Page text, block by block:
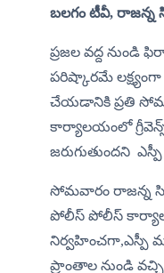
బలగం టీవీ, రాజన్న
ప్రజల వద్ద నుండి
పరిష్కారమే
చేయడానికి ప్రతి
కార్యాలయంలో
జరుగుతుందని
సోమవారం రాజన్న
పోలీస్ పోలీస్
నిర్వహించగా,ఎస్పీ
ప్రాంతాల నుండి